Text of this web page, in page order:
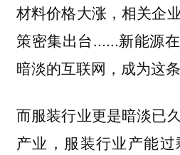
材料价格大涨，相关企
策密集出台......新能源
暗淡的互联网，成为这
而服装行业更是暗淡已
产业，服装行业产能